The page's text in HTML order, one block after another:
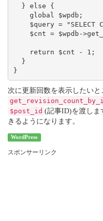
  } else {
    global $wpdb;
$query = "SELECT
$cnt = $wpdb-
    return $cnt - 1;
  }
次に更新回数を表示したいと
$post_id (記事ID)を渡しま
きるようになります。
WordPress
スポンサーリンク